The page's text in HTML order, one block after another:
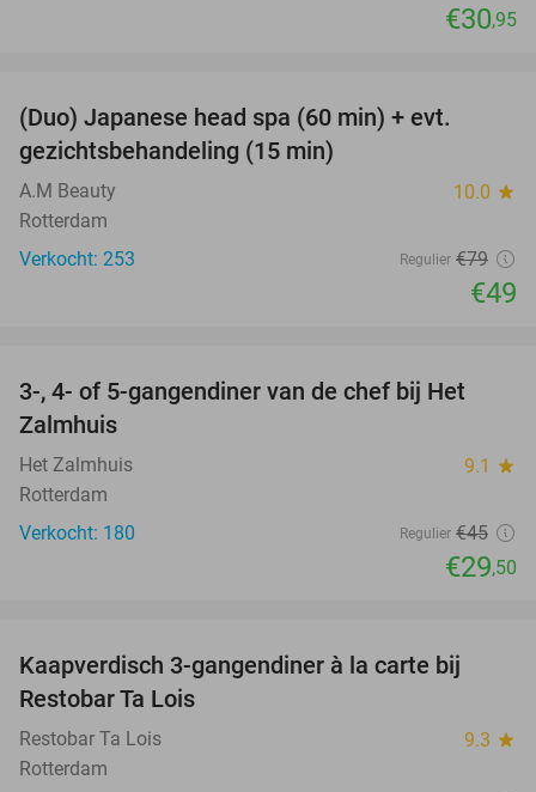
€30,95
(Duo) Japanese head spa (60 min) + evt.
gezichtsbehandeling (15 min)
A.M Beauty 10.0 star
Rotterdam
Verkocht: 253
Regulier €79
€49
34%
3-, 4- of 5-gangendiner van de chef bij Het
Zalmhuis
Het Zalmhuis 9.1 star
Rotterdam
Verkocht: 180
Regulier €45
€29,50
Kaapverdisch 3-gangendiner à la carte bij
Restobar Ta Lois
Restobar Ta Lois 9.3 star
Rotterdam